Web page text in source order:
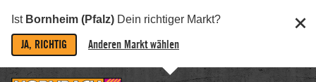
Ist Bornheim (Pfalz) Dein richtiger Markt?
JA, RICHTIG Anderen Markt wählen